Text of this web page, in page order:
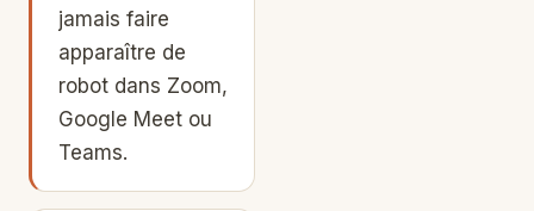
jamais faire
apparaître de
robot dans Zoom,
Google Meet ou
Teams.